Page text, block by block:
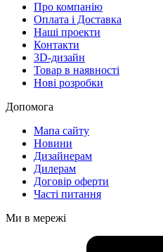
Про компанію
Оплата і Доставка
Наші проекти
Контакти
3D-дизайн
Товар в наявності
Нові розробки
Допомога
Мапа сайту
Новини
Дизайнерам
Дилерам
Договір оферти
Часті питання
Ми в мережі